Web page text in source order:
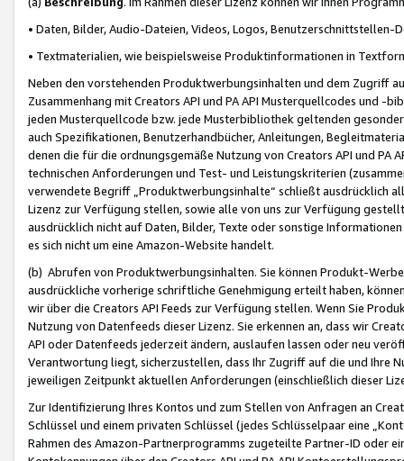
• Daten, Bilder, Audio-Dateien, Videos, Logos, Benutzerschnittstellen-
• Textmaterialien, wie beispielsweise Produktinformationen in
Neben den vorstehenden Produktwerbungsinhalten und dem Zugriff
Zusammenhang mit Creators API und PA API Musterquellcodes und
jeden Musterquellcode bzw. jede Musterbibliothek geltenden
auch Spezifikationen, Benutzerhandbücher, Anleitungen,
denen die für die ordnungsgemäße Nutzung von Creators API und PA
technischen Anforderungen und Test- und Leistungskriterien
verwendete Begriff „Produktwerbungsinhalte“ schließt ausdrücklich
Lizenz zur Verfügung stellen, sowie alle von uns zur Verfügung
ausdrücklich nicht auf Daten, Bilder, Texte oder sonstige
es sich nicht um eine Amazon-Website handelt.
(b) Abrufen von Produktwerbungsinhalten. Sie können Produkt-
ausdrückliche vorherige schriftliche Genehmigung erteilt haben,
wir über die Creators API Feeds zur Verfügung stellen. Wenn Sie
Nutzung von Datenfeeds dieser Lizenz. Sie erkennen an, dass wir
API oder Datenfeeds jederzeit ändern, auslaufen lassen oder neu
Verantwortung liegt, sicherzustellen, dass Ihr Zugriff auf die und Ihre
jeweiligen Zeitpunkt aktuellen Anforderungen (einschließlich dieser
Zur Identifizierung Ihres Kontos und zum Stellen von Anfragen an
Schlüssel und einem privaten Schlüssel (jedes Schlüsselpaar eine
Rahmen des Amazon-Partnerprogramms zugeteilte Partner-ID oder